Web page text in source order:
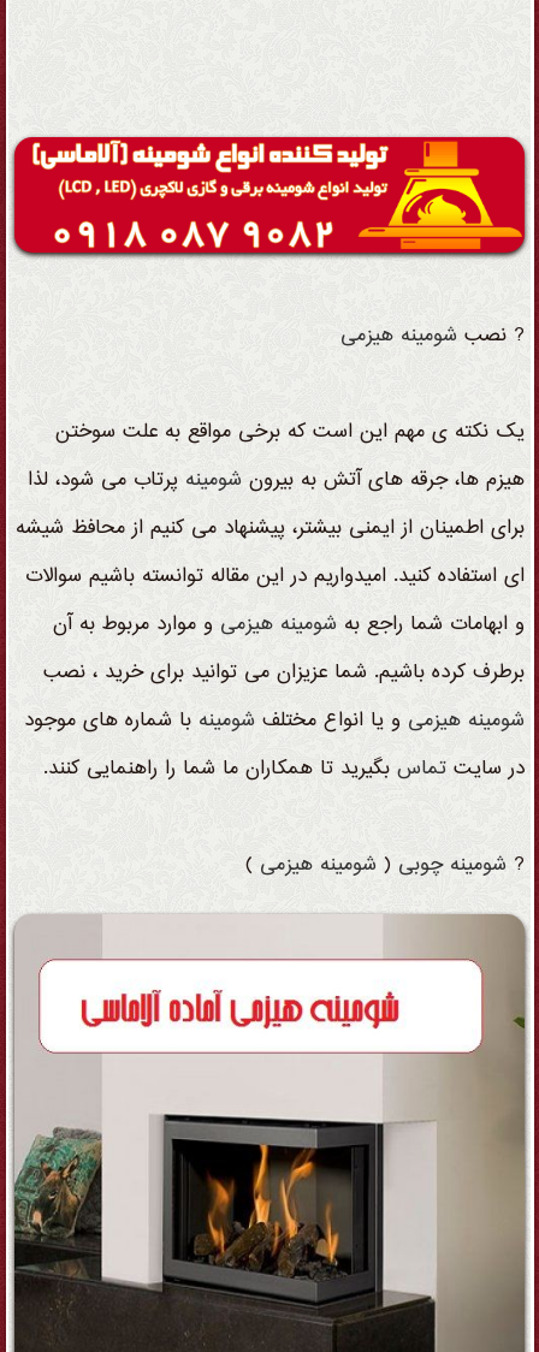
? نصب شومینه هیزمی
یک نکته ی مهم این است که برخی مواقع به علت سوختن
هیزم ها، جرقه های آتش به بیرون شومینه پرتاب می شود، لذا
برای اطمینان از ایمنی بیشتر، پیشنهاد می کنیم از محافظ شیشه
ای استفاده کنید. امیدواریم در این مقاله توانسته باشیم سوالات
و ابهامات شما راجع به شومینه هیزمی و موارد مربوط به آن
برطرف کرده باشیم. شما عزیزان می توانید برای خرید ، نصب
شومینه هیزمی و یا انواع مختلف شومینه با شماره های موجود
در سایت تماسبگیرید تا همکاران ما شما را راهنمایی کنند.
? شومینه چوبی ( شومینه هیزمی )